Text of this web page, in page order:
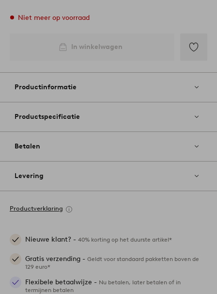
Niet meer op voorraad
In winkelwagen
aan
Productinformatie
Productspecificatie
Betalen
Levering
Productverklaring
Nieuwe klant? - 40% korting op het duurste artikel*
Gratis verzending - Geldt voor standaard pakketten boven de
129 euro*
Flexibele betaalwijze - Nu betalen, later betalen of in
termijnen betalen